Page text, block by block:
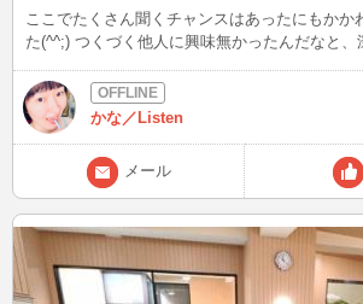
ここでたくさん聞くチャンスはあったにもかか
た(^^;) つくづく他人に興味無かったんだなと、深く反省してます…。
ら！！ 食事は普通に生きてれば誰でも取るから、共通の話題として
盛り上がりやすいのに…。 ほんと盲点でした💧 食事記録の力ってす
げぇ、マジで付ける価値ある（●＾o＾●） 実際聞いてみた感想は、自
分には無い発想だから新鮮で斬新！！ そういう食生活もあるんだな
ぁ～～～と興味持てるし、何より新たな一面が
れを機に、皆様の食生活を聞いてみたい♪ 特にこれから時期は正月の
定番、おせち料理！！！ ご当地食材はあまり知らないので、興味あ
ります☆彡 教えても良いよという方、是非(#^^#) 次は12/30(土)21時
50分頃～ 今年も余日わずかとなりました、くれぐれもお体にご留意
ください◎
かな／Listen
メール